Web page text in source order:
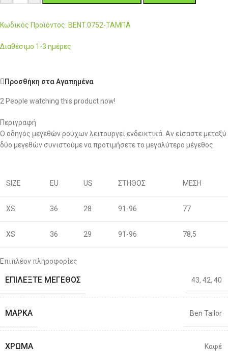
Κωδικός Προϊόντος: BENT.0752-ΤΑΜΠΑ
Διαθέσιμο 1-3 ημέρες
Προσθήκη στα Αγαπημένα
2 People watching this product now!
Περιγραφή
Ο οδηγός μεγεθών ρούχων λειτουργεί ενδεικτικά. Αν είσαστε μεταξύ
δύο μεγεθών συνιστούμε να προτιμήσετε το μεγαλύτερο μέγεθος.
SIZE EU US ΣΤΗΘΟΣ ΜΕΣΗ
XS 36 28 91-96 77
XS 36 29 91-96 78,5
S 38
S 40 81,5
M 83
Επιπλέον πληροφορίες
ΕΠΙΛΈΞΤΕ ΜΈΓΕΘΟΣ 43, 42, 40
ΜΆΡΚΑ Ben Tailor
ΧΡΏΜΑ Καφέ